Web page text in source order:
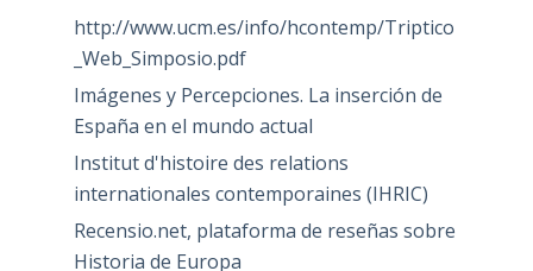
http://www.ucm.es/info/hcontemp/Triptico
_Web_Simposio.pdf
Imágenes y Percepciones. La inserción de
España en el mundo actual
Institut d'histoire des relations
internationales contemporaines (IHRIC)
Recensio.net, plataforma de reseñas sobre
Historia de Europa